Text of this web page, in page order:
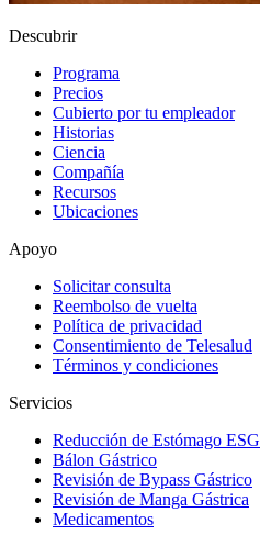
Descubrir
Programa
Precios
Cubierto por tu empleador
Historias
Ciencia
Compañía
Recursos
Ubicaciones
Apoyo
Solicitar consulta
Reembolso de vuelta
Política de privacidad
Consentimiento de Telesalud
Términos y condiciones
Servicios
Reducción de Estómago ESG
Bálon Gástrico
Revisión de Bypass Gástrico
Revisión de Manga Gástrica
Medicamentos